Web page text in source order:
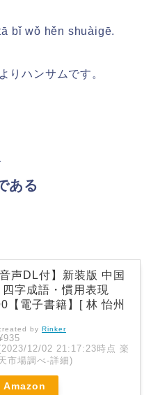
bǐ wǒ hěn shuàigē.
りハンサムです。
ある
音声DL付】新装版 中国
四字成語・慣用表現
【電子書籍】[ 林 怡州
by Rinker
12/02 21:17:23時点 楽
市場調べ-詳細)
Amazon